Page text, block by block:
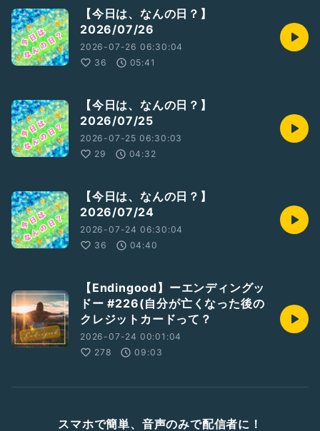
【今日は、なんの日？】
2026/07/26
2026-07-26 06:30:04
36
05:41
【今日は、なんの日？】
2026/07/25
2026-07-25 06:30:03
29
04:32
【今日は、なんの日？】
2026/07/24
2026-07-24 06:30:04
36
04:40
【Endingood】ーエンディングッ
ドー #226(自分が亡くなった後の
クレジットカードって？
2026-07-24 00:01:04
278
09:03
スマホで簡単、音声のみで配信者に！